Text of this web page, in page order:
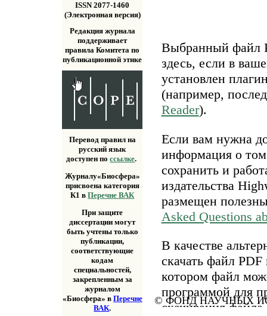
ISSN 2077-1460
(Электронная версия)
Редакция журнала
поддерживает
правила Комитета по
публикационной этике
Перевод правил на
русский язык
доступен поссылке.
Журналу«Биосфера»
присвоена категория
К1 вПеречне ВАК
При защите
диссертации могут
быть учтены только
публикации,
соответствующие
кодам
специальностей,
закрепленным за
журналом
«Биосфера» в Перечне
ВАК.
Выбранный файл
здесь, если в
установлен
(например,
Reader).
Если вам нужна
информация о
сохранить и
издательства
размещен
Asked Questions
В качестве
скачать файл
котором файл
программой для
скачивания
© ФОНД НАУЧНЫХ